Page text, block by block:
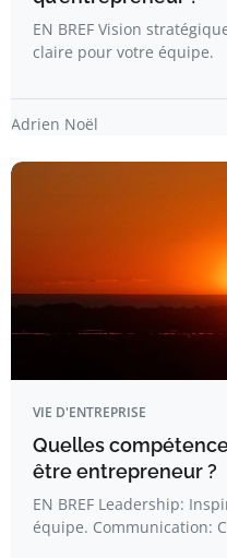
EN BREF Vision
claire pour votre équipe.
Adrien Noël
VIE D'ENTREPRISE
Quelles
être entrepreneur ?
EN BREF Leadership:
équipe. Communication: